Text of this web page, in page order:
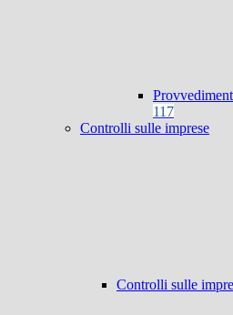
117
Controlli sulle imprese
Controlli sulle